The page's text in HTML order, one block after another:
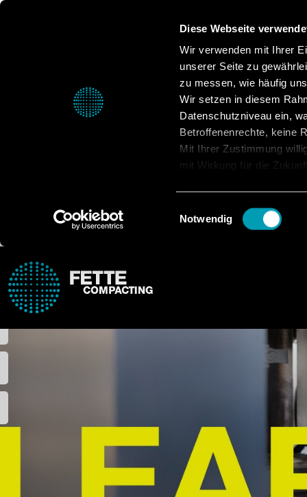
Diese Webseite
Wir verwenden mit Ihrer
unserer Seite zu
zu messen, wie häufig
Wir setzen in diesem
Datenschutzniveau ein,
Betroffenenrechte, keine
Mit Ihrer Zustimmung
mit Wirkung für die
Einwilligungsauswahl
Notwendig